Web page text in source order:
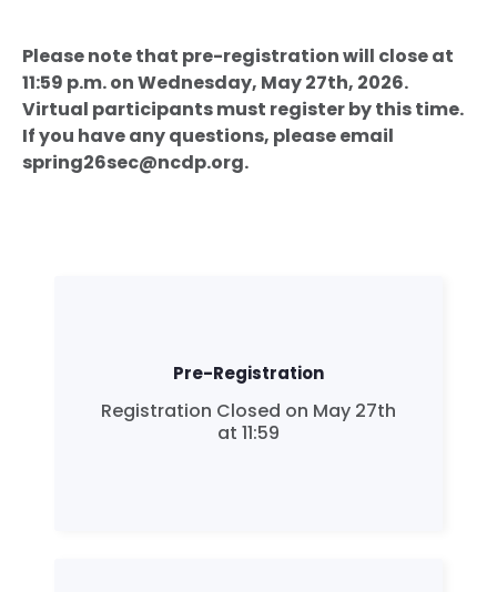
Please note that pre-registration will close at
11:59 p.m. on Wednesday, May 27th, 2026.
Virtual participants must register by this time.
If you have any questions, please email
spring26sec@ncdp.org.
Pre-Registration
Registration Closed on May 27th
at 11:59